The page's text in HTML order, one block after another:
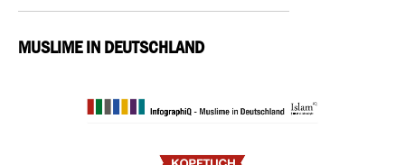
MUSLIME IN DEUTSCHLAND